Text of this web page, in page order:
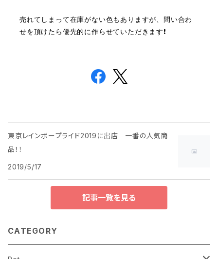
売れてしまって在庫がない色もありますが、問い合わ
せを頂けたら優先的に作らせていただきます❗️
東京レインボープライド2019に出店 一番の人気商
品！！
2019/5/17
記事一覧を見る
CATEGORY